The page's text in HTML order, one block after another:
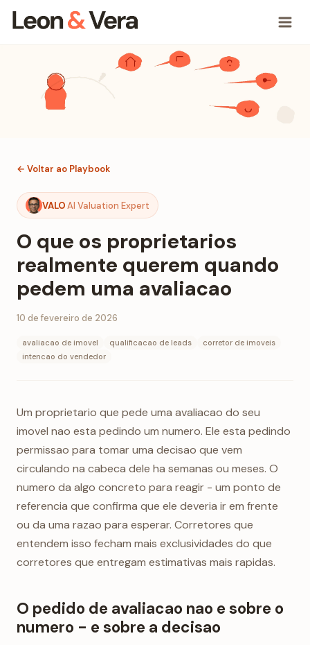
← Voltar ao Playbook
VALOAI Valuation Expert
O que os proprietarios
realmente querem quando
pedem uma avaliacao
10 de fevereiro de 2026
avaliacao de imovel qualificacao de leads
corretor de imoveis
intencao do vendedor
Um proprietario que pede uma avaliacao do seu
imovel nao esta pedindo um numero. Ele esta pedindo
permissao para tomar uma decisao que vem
circulando na cabeca dele ha semanas ou meses. O
numero da algo concreto para reagir - um ponto de
referencia que confirma que ele deveria ir em frente
ou da uma razao para esperar. Corretores que
entendem isso fecham mais exclusividades do que
corretores que entregam estimativas mais rapidas.
O pedido de avaliacao nao e sobre o
numero - e sobre a decisao